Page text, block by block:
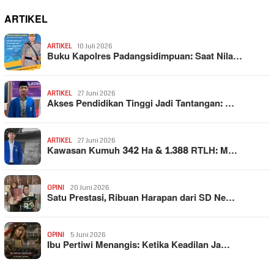
ARTIKEL
ARTIKEL 10 Juli 2026
Buku Kapolres Padangsidimpuan: Saat Nila…
ARTIKEL 27 Juni 2026
Akses Pendidikan Tinggi Jadi Tantangan: …
ARTIKEL 27 Juni 2026
Kawasan Kumuh 342 Ha & 1.388 RTLH: M…
OPINI 20 Juni 2026
Satu Prestasi, Ribuan Harapan dari SD Ne…
OPINI 5 Juni 2026
Ibu Pertiwi Menangis: Ketika Keadilan Ja…